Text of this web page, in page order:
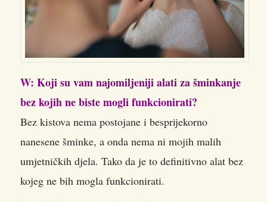
W: Koji su vam najomiljeniji alati za šminkanje
bez kojih ne biste mogli funkcionirati?
Bez kistova nema postojane i besprijekorno
nanesene šminke, a onda nema ni mojih malih
umjetničkih djela. Tako da je to definitivno alat bez
kojeg ne bih mogla funkcionirati.